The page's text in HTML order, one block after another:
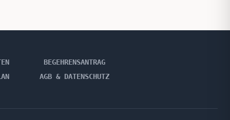
BEGEHRENSANTRAG
AGB & DATENSCHUTZ